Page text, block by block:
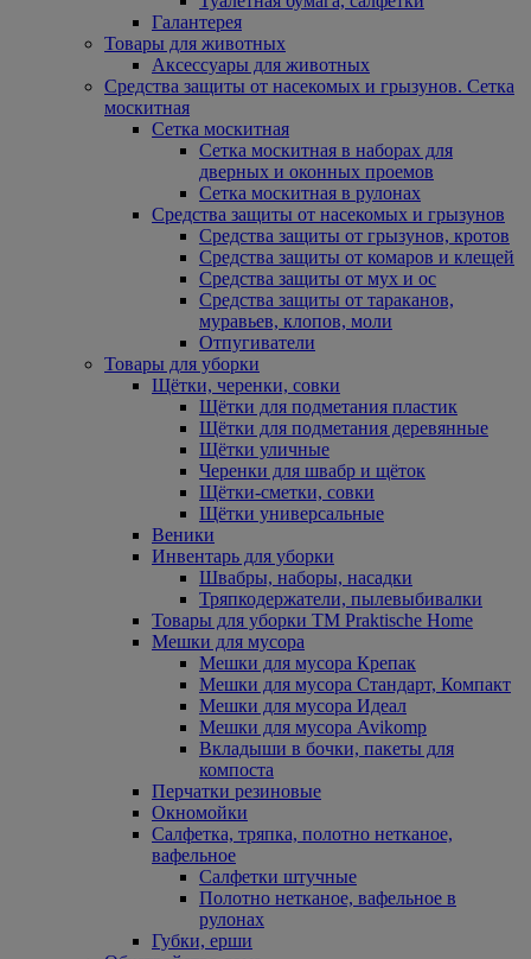
Галантерея
Товары для животных
Аксессуары для животных
Средства защиты от насекомых и грызунов. Сетка
москитная
Сетка москитная
Сетка москитная в наборах для
дверных и оконных проемов
Сетка москитная в рулонах
Средства защиты от насекомых и грызунов
Средства защиты от грызунов, кротов
Средства защиты от комаров и клещей
Средства защиты от мух и ос
Средства защиты от тараканов,
муравьев, клопов, моли
Отпугиватели
Товары для уборки
Щётки, черенки, совки
Щётки для подметания пластик
Щётки для подметания деревянные
Щётки уличные
Черенки для швабр и щёток
Щётки-сметки, совки
Щётки универсальные
Веники
Инвентарь для уборки
Швабры, наборы, насадки
Тряпкодержатели, пылевыбивалки
Товары для уборки ТМ Praktische Home
Мешки для мусора
Мешки для мусора Крепак
Мешки для мусора Стандарт, Компакт
Мешки для мусора Идеал
Мешки для мусора Avikomp
Вкладыши в бочки, пакеты для
компоста
Перчатки резиновые
Окномойки
Салфетка, тряпка, полотно нетканое,
вафельное
Салфетки штучные
Полотно нетканое, вафельное в
рулонах
Губки, ерши